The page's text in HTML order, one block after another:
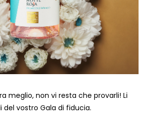
meglio, non vi resta che provarli! Li
vostro Gala di fiducia.